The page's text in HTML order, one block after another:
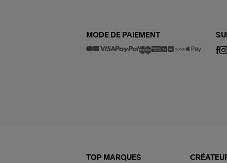
MODE DE PAIEMENT
TOP MARQUES